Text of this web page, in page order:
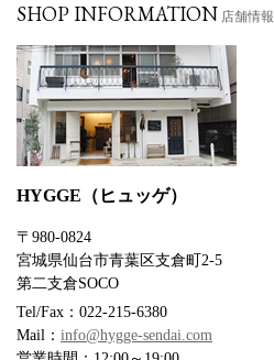
SHOP INFORMATION 店舗情報
HYGGE（ヒュッゲ）
〒980-0824
宮城県仙台市青葉区支倉町2-5
第二支倉SOCO
Tel/Fax：022-215-6380
Mail： info@hygge-sendai.com